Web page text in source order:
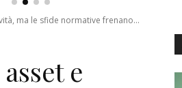
ma le sfide normative frenano...
e